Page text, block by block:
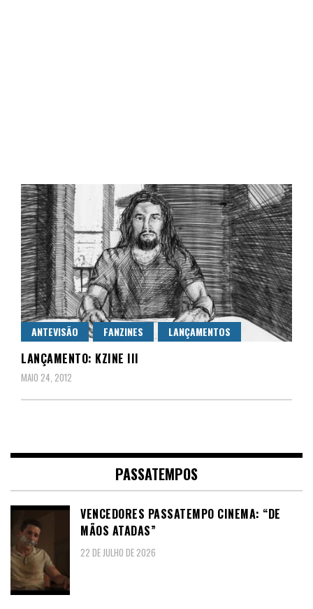
Central Comics
ANTEVISÃO FANZINES LANÇAMENTOS
LANÇAMENTO: KZINE III
MAIO 24, 2012
PASSATEMPOS
VENCEDORES PASSATEMPO CINEMA: “DE
MÃOS ATADAS”
22 DE JULHO DE 2026